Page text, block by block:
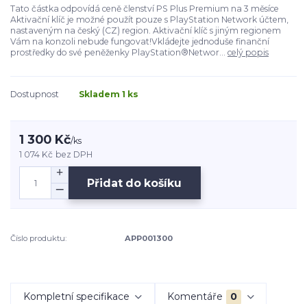
Tato částka odpovídá ceně členství PS Plus Premium na 3 měsíce
Aktivační klíč je možné použít pouze s PlayStation Network účtem,
nastaveným na český (CZ) region. Aktivační klíč s jiným regionem
Vám na konzoli nebude fungovat!Vkládejte jednoduše finanční
prostředky do své peněženky PlayStation®Networ... celý popis
Dostupnost Skladem 1 ks
1 300 Kč/ks
1 074 Kč bez DPH
Přidat do košíku
Číslo produktu: APP001300
Kompletní specifikace Komentáře 0